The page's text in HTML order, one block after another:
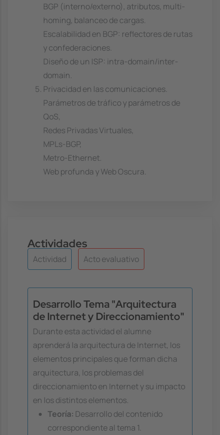
BGP (interno/externo), atributos, multi-
homing, balanceo de cargas.
Escalabilidad en BGP: reflectores de rutas
y confederaciones.
Diseño de un ISP: intra-domain/inter-
domain.
Privacidad en las comunicaciones.
Parámetros de tráfico y parámetros de
QoS,
Redes Privadas Virtuales,
MPLs-BGP,
Metro-Ethernet.
Web profunda y Web Oscura.
Actividades
Actividad Acto evaluativo
Desarrollo Tema "Arquitectura
de Internet y Direccionamiento"
Durante esta actividad el alumne
aprenderá la arquitectura de Internet, los
elementos principales que forman dicha
arquitectura, los problemas del
direccionamiento en Internet y su impacto
en los distintos elementos.
Teoría: Desarrollo del contenido
correspondiente al tema 1.